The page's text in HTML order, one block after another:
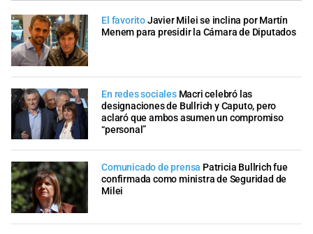
El favoritoJavier Milei se inclina por Martín
Menem para presidir la Cámara de Diputados
En redes sociales Macri celebró las
designaciones de Bullrich y Caputo, pero
aclaró que ambos asumen un compromiso
“personal”
Comunicado de prensa Patricia Bullrich fue
confirmada como ministra de Seguridad de
Milei